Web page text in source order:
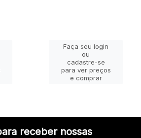
Faça seu login
ou
cadastre-se
para ver preços
e comprar
receber nossas